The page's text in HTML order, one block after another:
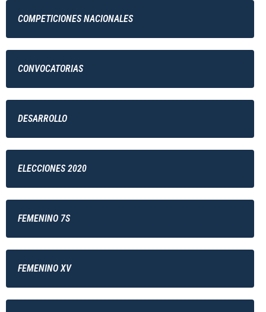
COMPETICIONES NACIONALES
CONVOCATORIAS
DESARROLLO
ELECCIONES 2020
FEMENINO 7S
FEMENINO XV